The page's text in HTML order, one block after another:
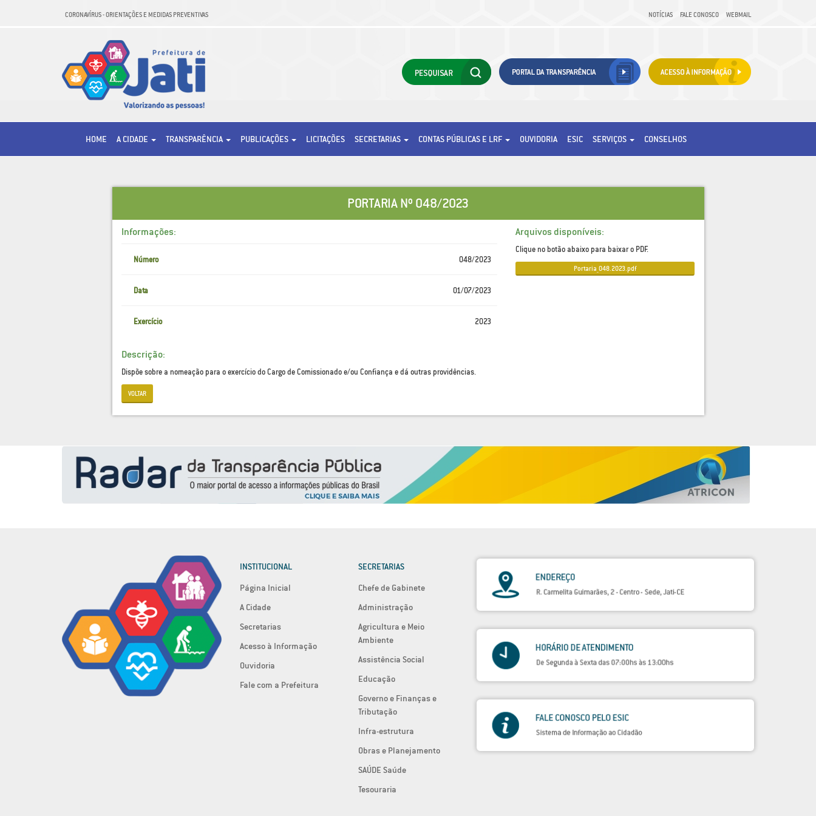
CORONAVÍRUS - ORIENTAÇÕES E MEDIDAS PREVENTIVAS NOTÍCIAS FALE CONOSCO WEBMAIL
HOME A CIDADE TRANSPARÊNCIA PUBLICAÇÕES LICITAÇÕES SECRETARIAS CONTAS PÚBLICAS E LRF OUVIDORIA ESIC SERVIÇOS CONSELHOS
PORTARIA Nº 048/2023
Informações:
Número 048/2023
Data 01/07/2023
Exercício 2023
Descrição:
Dispõe sobre a nomeação para o exercício do Cargo de Comissionado e/ou Confiança e dá outras providências.
VOLTAR
Arquivos disponíveis:
Clique no botão abaixo para baixar o PDF.
Portaria_048.2023.pdf
INSTITUCIONAL
Página Inicial
A Cidade
Secretarias
Acesso à Informação
Ouvidoria
Fale com a Prefeitura
SECRETARIAS
Chefe de Gabinete
Administração
Agricultura e Meio
Ambiente
Assistência Social
Educação
Governo e Finanças e
Tributação
Infra-estrutura
Obras e Planejamento
SAÚDE Saúde
Tesouraria